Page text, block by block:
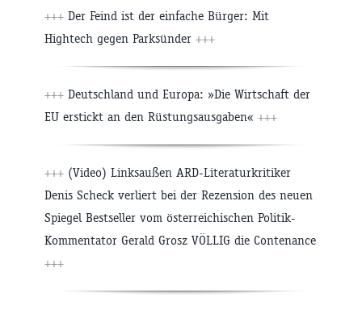
+++ Der Feind ist der einfache Bürger: Mit
Hightech gegen Parksünder +++
+++ Deutschland und Europa: »Die Wirtschaft der
EU erstickt an den Rüstungsausgaben« +++
+++ (Video) Linksaußen ARD-Literaturkritiker
Denis Scheck verliert bei der Rezension des neuen
Spiegel Bestseller vom österreichischen Politik-
Kommentator Gerald Grosz VÖLLIG die Contenance
+++